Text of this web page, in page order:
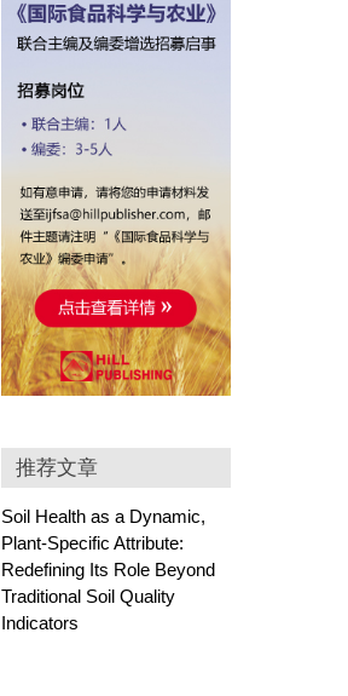
推荐文章
Soil Health as a Dynamic,
Plant-Specific Attribute:
Redefining Its Role Beyond
Traditional Soil Quality
Indicators